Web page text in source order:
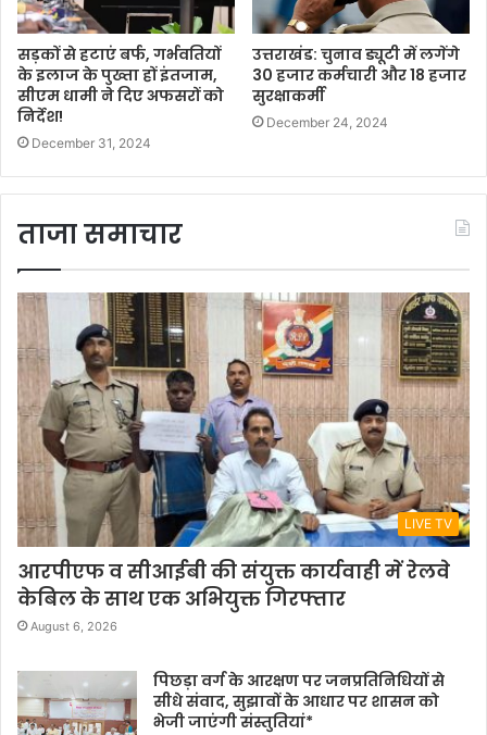
सड़कों से हटाएं बर्फ, गर्भवतियों
के इलाज के पुख्ता हों इंतजाम,
सीएम धामी ने दिए अफसरों को
निर्देश!
December 31, 2024
उत्तराखंड: चुनाव ड्यूटी में लगेंगे
30 हजार कर्मचारी और 18 हजार
सुरक्षाकर्मी
December 24, 2024
ताजा समाचार
LIVE TV
आरपीएफ व सीआईबी की संयुक्त कार्यवाही में रेलवे
केबिल के साथ एक अभियुक्त गिरफ्तार
August 6, 2026
पिछड़ा वर्ग के आरक्षण पर जनप्रतिनिधियों से
सीधे संवाद, सुझावों के आधार पर शासन को
भेजी जाएंगी संस्तुतियां*